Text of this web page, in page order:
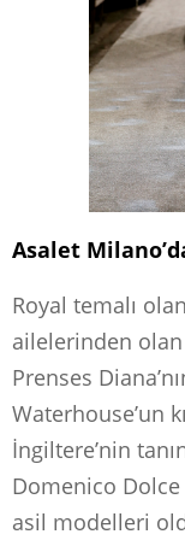
Asalet
Royal temalı
ailelerinden
Prenses
Waterhouse’un
İngiltere’nin
Domenico Dolce
asil modelleri